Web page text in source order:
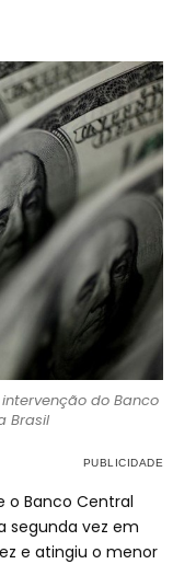
do Banco
Brasil
o Banco Central
segunda vez em
e atingiu o menor